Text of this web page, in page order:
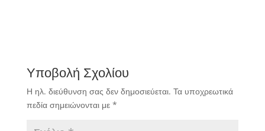
αγωνιστικές
Strasbourg. Πάμε να
δούμε την αναμέτρηση:
Olympique Lyonnais
Υποβολή Σχολίου
Η ηλ. διεύθυνση σας δεν δημοσιεύεται. Τα υποχρεωτικά
πεδία σημειώνονται με *